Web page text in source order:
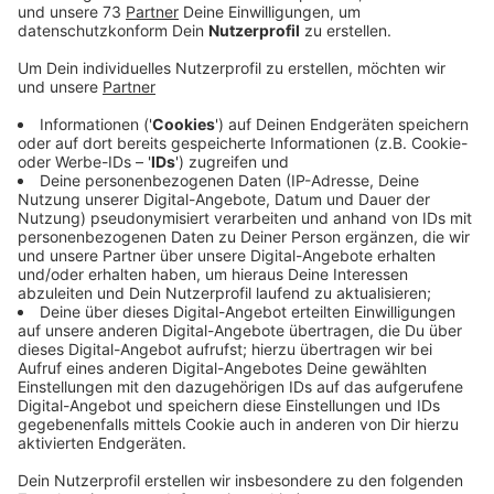
Veröffentlicht:Freitag, 07.07.2023 12:11
Anzeige
Sonntag, 9. Juli auf dem Rathausplatz in
Rhede
Anzeige
Der WDU hat drei Feuerwehrautos,
Feuerwehrausrüstung und 20 Fahrräder aus Belgien
gespendet bekommen, die er nächste Woche in die
Ukraine bringen will. Und weil der Verein noch mehr
Spenden sammeln möchte, präsentiert er sich morgen
(So., 09.07.23) von 13 bis 16 Uhr auf dem Rathausplatz
in Rhede mit einem Infostand. Dort gibt es u.a. auch